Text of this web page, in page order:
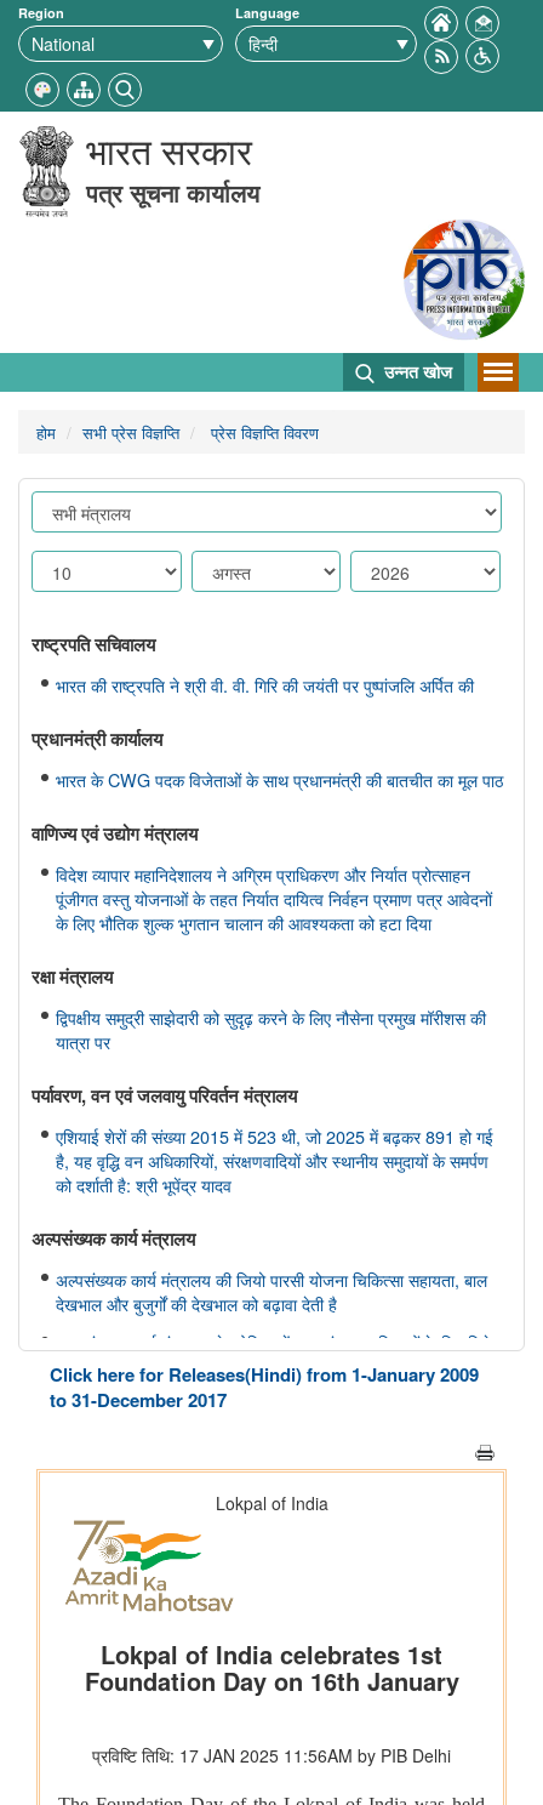
Region Language
भारत सरकार
पत्र सूचना कार्यालय
उन्नत खोज
होम सभी प्रेस विज्ञप्ति प्रेस विज्ञप्ति विवरण
राष्ट्रपति सचिवालय
भारत की राष्ट्रपति ने श्री वी. वी. गिरि की जयंती पर पुष्पांजलि अर्पित की
प्रधानमंत्री कार्यालय
भारत के CWG पदक विजेताओं के साथ प्रधानमंत्री की बातचीत का मूल पाठ
वाणिज्‍य एवं उद्योग मंत्रालय
विदेश व्यापार महानिदेशालय ने अग्रिम प्राधिकरण और निर्यात प्रोत्साहन
पूंजीगत वस्तु योजनाओं के तहत निर्यात दायित्व निर्वहन प्रमाण पत्र आवेदनों
के लिए भौतिक शुल्क भुगतान चालान की आवश्यकता को हटा दिया
रक्षा मंत्रालय
द्विपक्षीय समुद्री साझेदारी को सुदृढ़ करने के लिए नौसेना प्रमुख मॉरीशस की
यात्रा पर
पर्यावरण, वन एवं जलवायु परिवर्तन मंत्रालय
एशियाई शेरों की संख्या 2015 में 523 थी, जो 2025 में बढ़कर 891 हो गई
है, यह वृद्धि वन अधिकारियों, संरक्षणवादियों और स्थानीय समुदायों के समर्पण
को दर्शाती है: श्री भूपेंद्र यादव
अल्‍पसंख्‍यक कार्य मंत्रालय
अल्पसंख्यक कार्य मंत्रालय की जियो पारसी योजना चिकित्सा सहायता, बाल
देखभाल और बुजुर्गों की देखभाल को बढ़ावा देती है
अल्पसंख्यक कार्य मंत्रालय के ओडिशा में अल्पसंख्यक महिलाओं के लिए विशेष
नेतृत्व और क्षमता-निर्माण कार्यक्रम
संसदीय कार्य मंत्रालय ने राष्ट्रीय युवा संसद योजना के वेब पोर्टल के उन्नत
संघ लोक सेवा आयोग
भारत सरकार में विभिन्न पदों पर सीधी भर्ती
पैमाना: डेटा-आधारित इंफ्रास्ट्रक्चर गवर्नेंस को मज़बूत करना
Click here for Releases(Hindi) from 1-January 2009
to 31-December 2017